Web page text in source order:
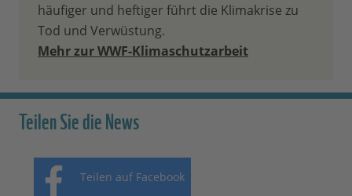
häufiger und heftiger führt die Klimakrise zu
Tod und Verwüstung.
Mehr zur WWF-Klimaschutzarbeit
Teilen Sie die News
Teilen auf Facebook